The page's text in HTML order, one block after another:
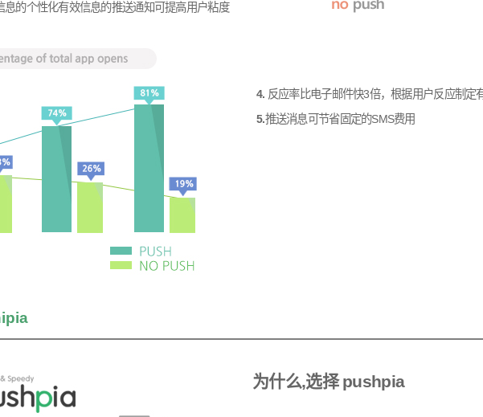
息的个性化有效信息的推送通知可提高用户粘度
4. 反应率比电子邮件快3倍，根据用户反应制定
5.推送消息可节省固定的SMS费用
为什么,选择 pushpia